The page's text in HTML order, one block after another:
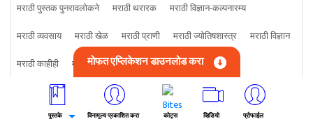
मराठी पुस्तक पुनरावलोकने
मराठी थरारक
मराठी विज्ञान-कल्पनारम्य
मराठी व्यवसाय
मराठी खेळ मराठी प्राणी मराठी ज्योतिषशास्त्र
मराठी विज्ञान
मराठी काहीही
मराठी क्राइम कथा
मोफत एप्लिकेशन डाउनलोड करा
पुस्तके विनामूल्य प्रकाशित करा कोट्स व्हिडियो प्रोफाईल